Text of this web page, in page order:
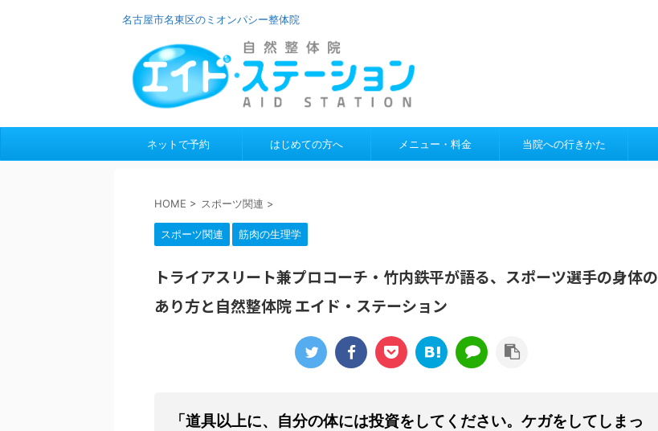
名古屋市名東区のミオンパシー整体院
ネットで予約 はじめての方へ メニュー・料金 当院への行きかた
HOME > スポーツ関連 >
スポーツ関連 筋肉の生理学
トライアスリート兼プロコーチ・竹内鉄平が語る、スポーツ選手の身体の
あり方と自然整体院 エイド・ステーション
「道具以上に、自分の体には投資をしてください。ケガをしてしまっ